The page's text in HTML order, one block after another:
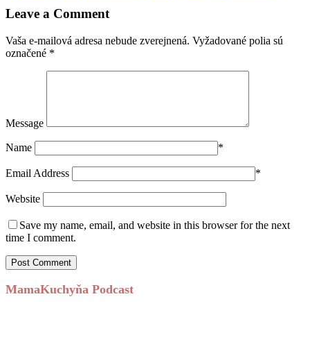
Leave a Comment
Vaša e-mailová adresa nebude zverejnená. Vyžadované polia sú
označené *
Message
Name *
Email Address *
Website
Save my name, email, and website in this browser for the next
time I comment.
MamaKuchyňa Podcast